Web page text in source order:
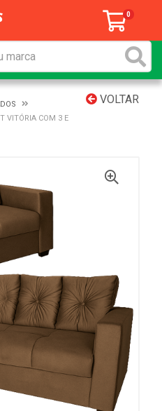
0
VOLTAR
VITÓRIA COM 3 E